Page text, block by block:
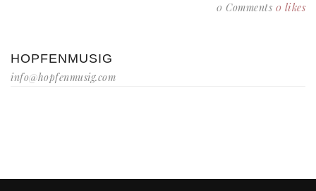
HOPFENMUSIG
info@hopfenmusig.com
0 Comments 0 likes